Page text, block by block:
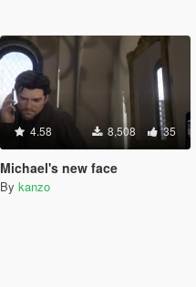
4.58 8,508 35
Michael's new face
By kanzo